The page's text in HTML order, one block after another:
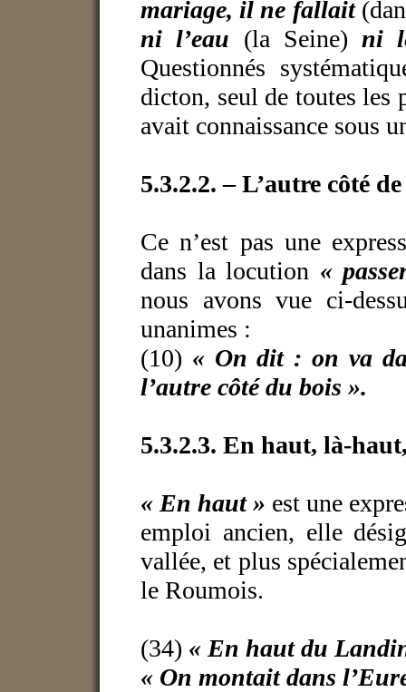
mariage, il ne fallait
ni l’eau (la Seine) ni
Questionnés
dicton, seul de toutes les
avait connaissance sous
5.3.2.2. – L’autre côté
Ce n’est pas une
dans la locution «
nous avons vue ci-
unanimes :
(10) « On dit : on va
l’autre côté du bois ».
5.3.2.3. En haut, là-
« En haut » est une
emploi ancien, elle
vallée, et plus
le Roumois.
(34) « En haut du
« On montait dans